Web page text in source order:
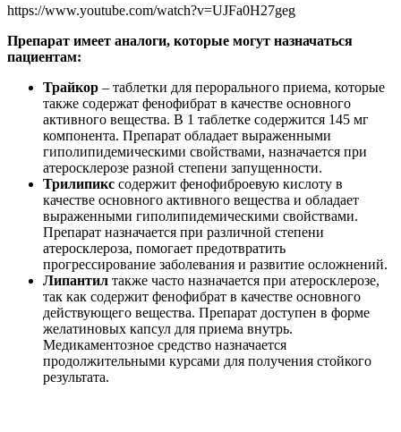
https://www.youtube.com/watch?v=UJFa0H27geg
Препарат имеет аналоги, которые могут назначаться
пациентам:
Трайкор – таблетки для перорального приема, которые
также содержат фенофибрат в качестве основного
активного вещества. В 1 таблетке содержится 145 мг
компонента. Препарат обладает выраженными
гиполипидемическими свойствами, назначается при
атеросклерозе разной степени запущенности.
Трилипикс содержит фенофиброевую кислоту в
качестве основного активного вещества и обладает
выраженными гиполипидемическими свойствами.
Препарат назначается при различной степени
атеросклероза, помогает предотвратить
прогрессирование заболевания и развитие осложнений.
Липантил также часто назначается при атеросклерозе,
так как содержит фенофибрат в качестве основного
действующего вещества. Препарат доступен в форме
желатиновых капсул для приема внутрь.
Медикаментозное средство назначается
продолжительными курсами для получения стойкого
результата.